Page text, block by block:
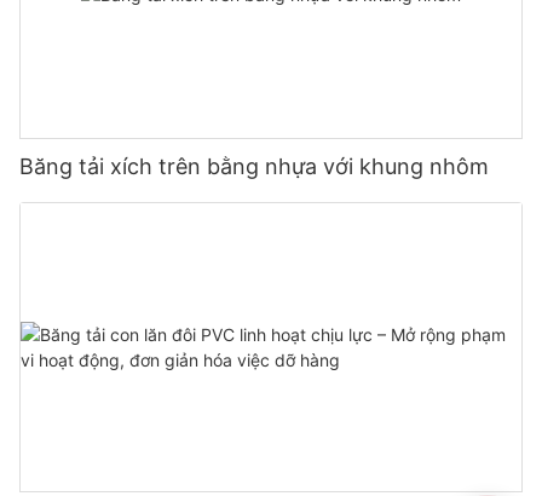
Băng tải xích trên bằng nhựa với khung nhôm